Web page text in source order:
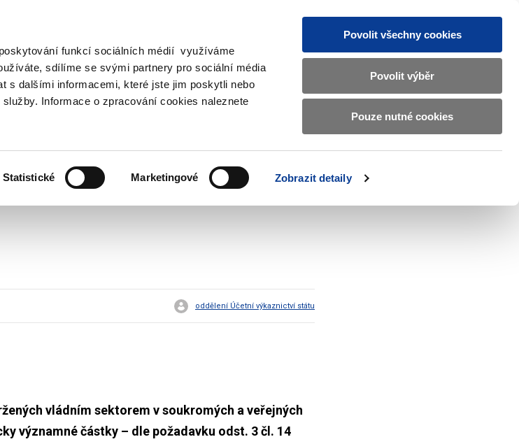
funkcí sociálních médií využíváme
sdílíme se svými partnery pro sociální média
s dalšími informacemi, které jste jim poskytli nebo
Informace o zpracování cookies naleznete
Statistické Marketingové Zobrazit detaily
Povolit všechny cookies
Povolit výběr
Pouze nutné cookies
Vyhledat
CZ EN
Základní
informace
o
Ministerstvu
financí
submenu
submenu
účetnictví
submenu
EU
submenu
2016
oddělení Účetní výkaznictví státu
vládním sektorem v soukromých a veřejných
významné částky – dle požadavku odst. 3 čl. 14